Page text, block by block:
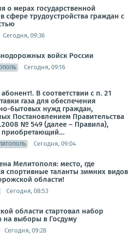
о мерах государственной
сфере трудоустройства граждан с
Сегодня, 09:36
войск России
Сегодня, 09:16
В соответствии с п. 21
газа для обеспечения
бытовых нужд граждан,
Постановлением Правительства
№ 549 (далее – Правила),
приобретающий...
Сегодня, 09:04
Мелитополя: место, где
спортивные таланты зимних видов
области!
Сегодня, 08:53
области стартовал набор
на выборы в Госдуму
Сегодня, 09:28